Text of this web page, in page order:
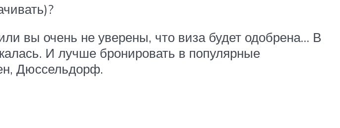
вы очень не уверены, что виза будет одобрена… В
И лучше бронировать в популярные
Дюссельдорф.